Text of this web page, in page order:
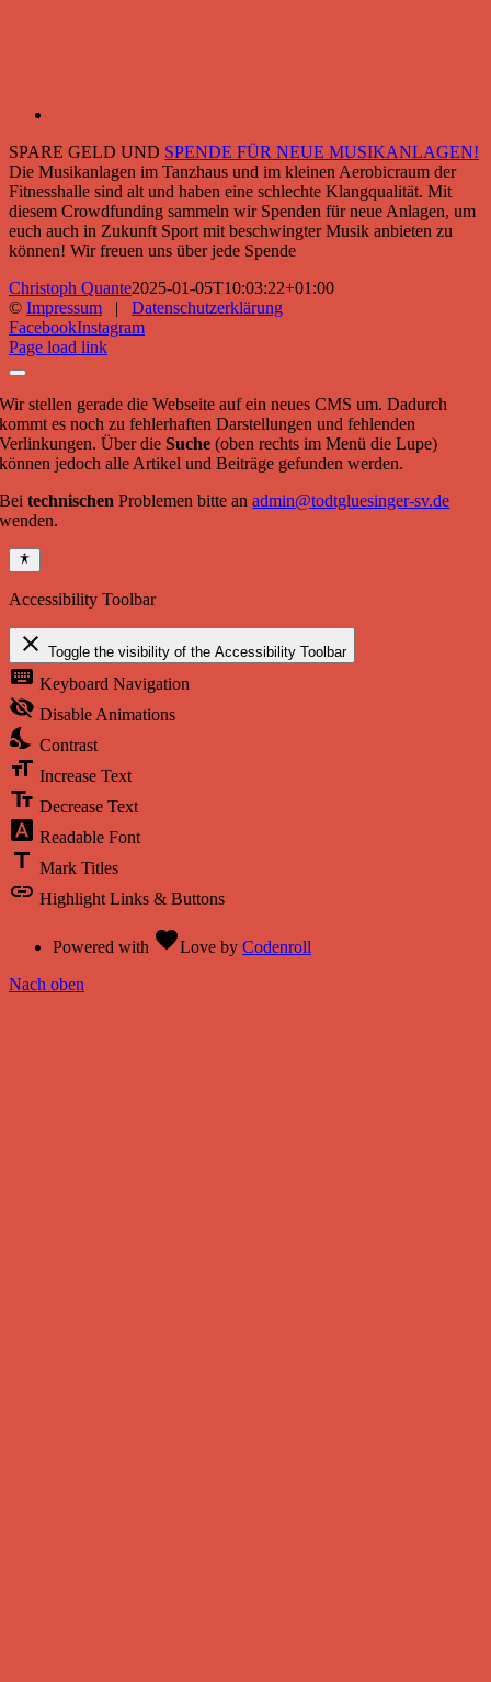
SPARE GELD UND SPENDE FÜR NEUE MUSIKANLAGEN!
Die Musikanlagen im Tanzhaus und im kleinen Aerobicraum der
Fitnesshalle sind alt und haben eine schlechte Klangqualität. Mit
diesem Crowdfunding sammeln wir Spenden für neue Anlagen, um
euch auch in Zukunft Sport mit beschwingter Musik anbieten zu
können! Wir freuen uns über jede Spende
Christoph Quante2025-01-05T10:03:22+01:00
© Impressum | Datenschutzerklärung
FacebookInstagram
Page load link
Wir stellen gerade die Webseite auf ein neues CMS um. Dadurch
kommt es noch zu fehlerhaften Darstellungen und fehlenden
Verlinkungen. Über dieSuche (oben rechts im Menü die Lupe)
können jedoch alle Artikel und Beiträge gefunden werden.
Beitechnischen Problemen bitte anadmin@todtgluesinger-sv.de
wenden.
Accessibility Toolbar
close Toggle the visibility of the Accessibility Toolbar
keyboard Keyboard Navigation
visibility_off Disable Animations
nights_stay Contrast
format_size Increase Text
text_fields Decrease Text
font_download Readable Font
title Mark Titles
link Highlight Links & Buttons
Powered with favoriteLove by Codenroll
Nach oben